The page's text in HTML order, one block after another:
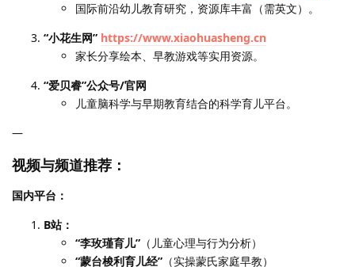
国际前沿幼儿教育研究，资源库丰富（需英文）。
“小花生网” https://www.xiaohuasheng.cn
家长分享绘本、早教游戏等实用资源。
“爱贝睿”公众号/官网
儿童脑科学与早期教育结合的科学育儿平台。
—
视频与频道推荐：
国内平台：
B站：
“李玫瑾育儿” （儿童心理与行为分析）
“蒙台梭利育儿经” （实操蒙氏家庭早教）